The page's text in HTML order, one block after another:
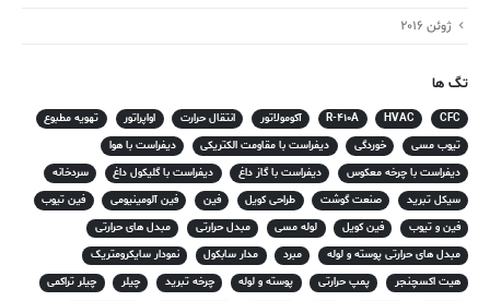
ژوئن 2016
تگ ها
CFC
HVAC
R-410A آکومولاتور انتقال حرارت اواپراتور
تهویه مطبوع
تیوب مسی
خوردگی دیفراست با مقاومت الکتریکی
دیفراست با هوا
دیفراست با چرخه معکوس
دیفراست با گاز داغ دیفراست با گلیکول داغ
سردخانه
سیکل تبرید
صنعت گوشت طراحی کویل فین فین آلومینیومی
فین تیوب
فین و تیوب
فین کویل لوله مسی مبدل حرارتی
مبدل های حرارتی
مبدل های حرارتی پوسته و لوله
مبرد مدار سابکول
نمودار سایکرومتریک
هیت اکسچنجر
پمپ حرارتی پوسته و لوله چرخه تبرید چیلر
چیلر تراکمی